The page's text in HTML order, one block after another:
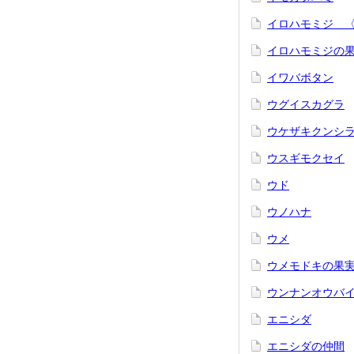
イロハモミジ 〈
イロハモミジの
イワバボタン
ウグイスカグラ
ウケザキクンシ
ウスギモクセイ
ウド
ウノハナ
ウメ
ウメモドキの果
ウンナンオウバイ
エニシダ
エニシダの仲間